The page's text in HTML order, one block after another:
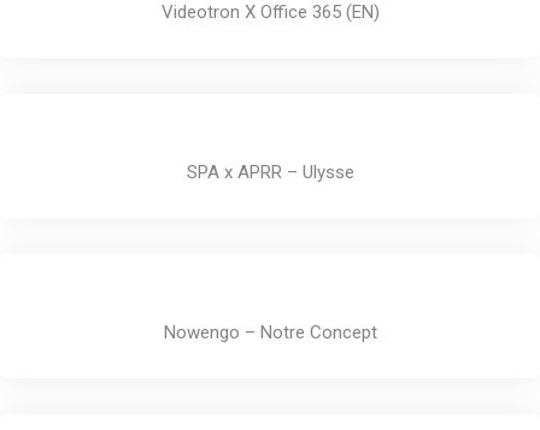
Videotron X Office 365 (EN)
SPA x APRR – Ulysse
Nowengo – Notre Concept